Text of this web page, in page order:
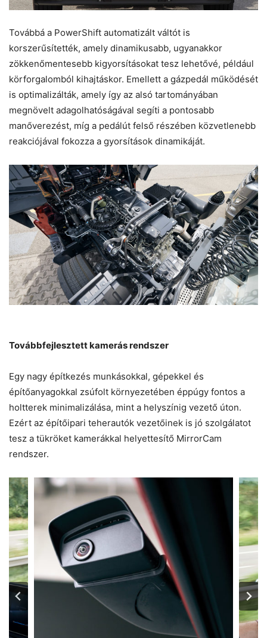
Továbbá a PowerShift automatizált váltót is
korszerűsítették, amely dinamikusabb, ugyanakkor
zökkenőmentesebb kigyorsításokat tesz lehetővé, például
körforgalomból kihajtáskor. Emellett a gázpedál működését
is optimalizálták, amely így az alsó tartományában
megnövelt adagolhatóságával segíti a pontosabb
manőverezést, míg a pedálút felső részében közvetlenebb
reakciójával fokozza a gyorsítások dinamikáját.
Továbbfejlesztett kamerás rendszer
Egy nagy építkezés munkásokkal, gépekkel és
építőanyagokkal zsúfolt környezetében éppúgy fontos a
holtterek minimalizálása, mint a helyszínig vezető úton.
Ezért az építőipari teherautók vezetőinek is jó szolgálatot
tesz a tükröket kamerákkal helyettesítő MirrorCam
rendszer.